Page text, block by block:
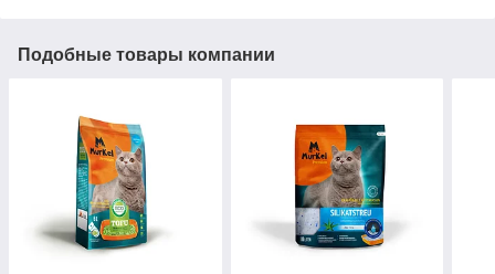
Подобные товары компании